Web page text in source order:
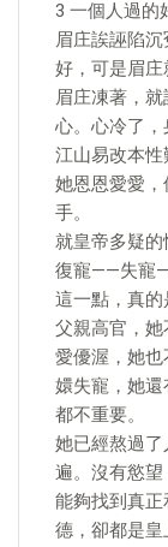
3 一個人過的
眉庄誒誣陷
好，可是眉
眉庄凍著，
心。心冷了，
江山易改本
她恩恩愛愛
手。
就皇帝多疑
復寵——失寵
這一點，真的
父親高官，
愛優渥，她
嬛失寵，她
都不重要。
她已經熬過
遍。沒有慾
能夠找到真
德，卻都是皇